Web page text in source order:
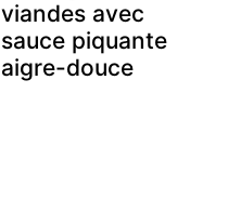
viandes avec
sauce piquante
aigre-douce